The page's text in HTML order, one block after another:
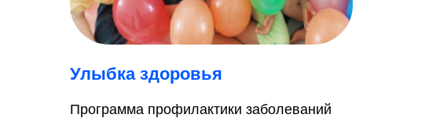
Улыбка здоровья
Программа профилактики заболеваний